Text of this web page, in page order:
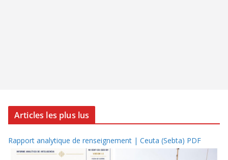
Articles les plus lus
Rapport analytique de renseignement | Ceuta (Sebta) PDF